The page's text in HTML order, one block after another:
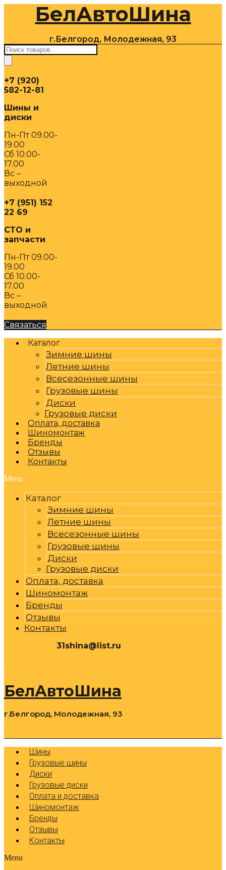
содержимомуБелАвтоШина
г.Белгород, Молодежная, 93
Поиск
товаров
+7 (920)
582-12-81
Шины и
диски
Пн-Пт 09.00-
19.00
Сб 10.00-
17.00
Вс –
выходной
+7 (951) 152
22 69
СТО и
запчасти
Пн-Пт 09.00-
19.00
Сб 10.00-
17.00
Вс –
выходной
Связаться
Каталог
Зимние шины
Летние шины
Всесезонные шины
Грузовые шины
Диски
Грузовые диски
Оплата, доставка
Шиномонтаж
Бренды
Отзывы
Контакты
Menu
Каталог
Зимние шины
Летние шины
Всесезонные шины
Грузовые шины
Диски
Грузовые диски
Оплата, доставка
Шиномонтаж
Бренды
Отзывы
Контакты
31shina@list.ru
БелАвтоШина
г.Белгород, Молодежная, 93
Шины
Грузовые шины
Диски
Грузовые диски
Оплата и доставка
Шиномонтаж
Бренды
Отзывы
Контакты
Menu